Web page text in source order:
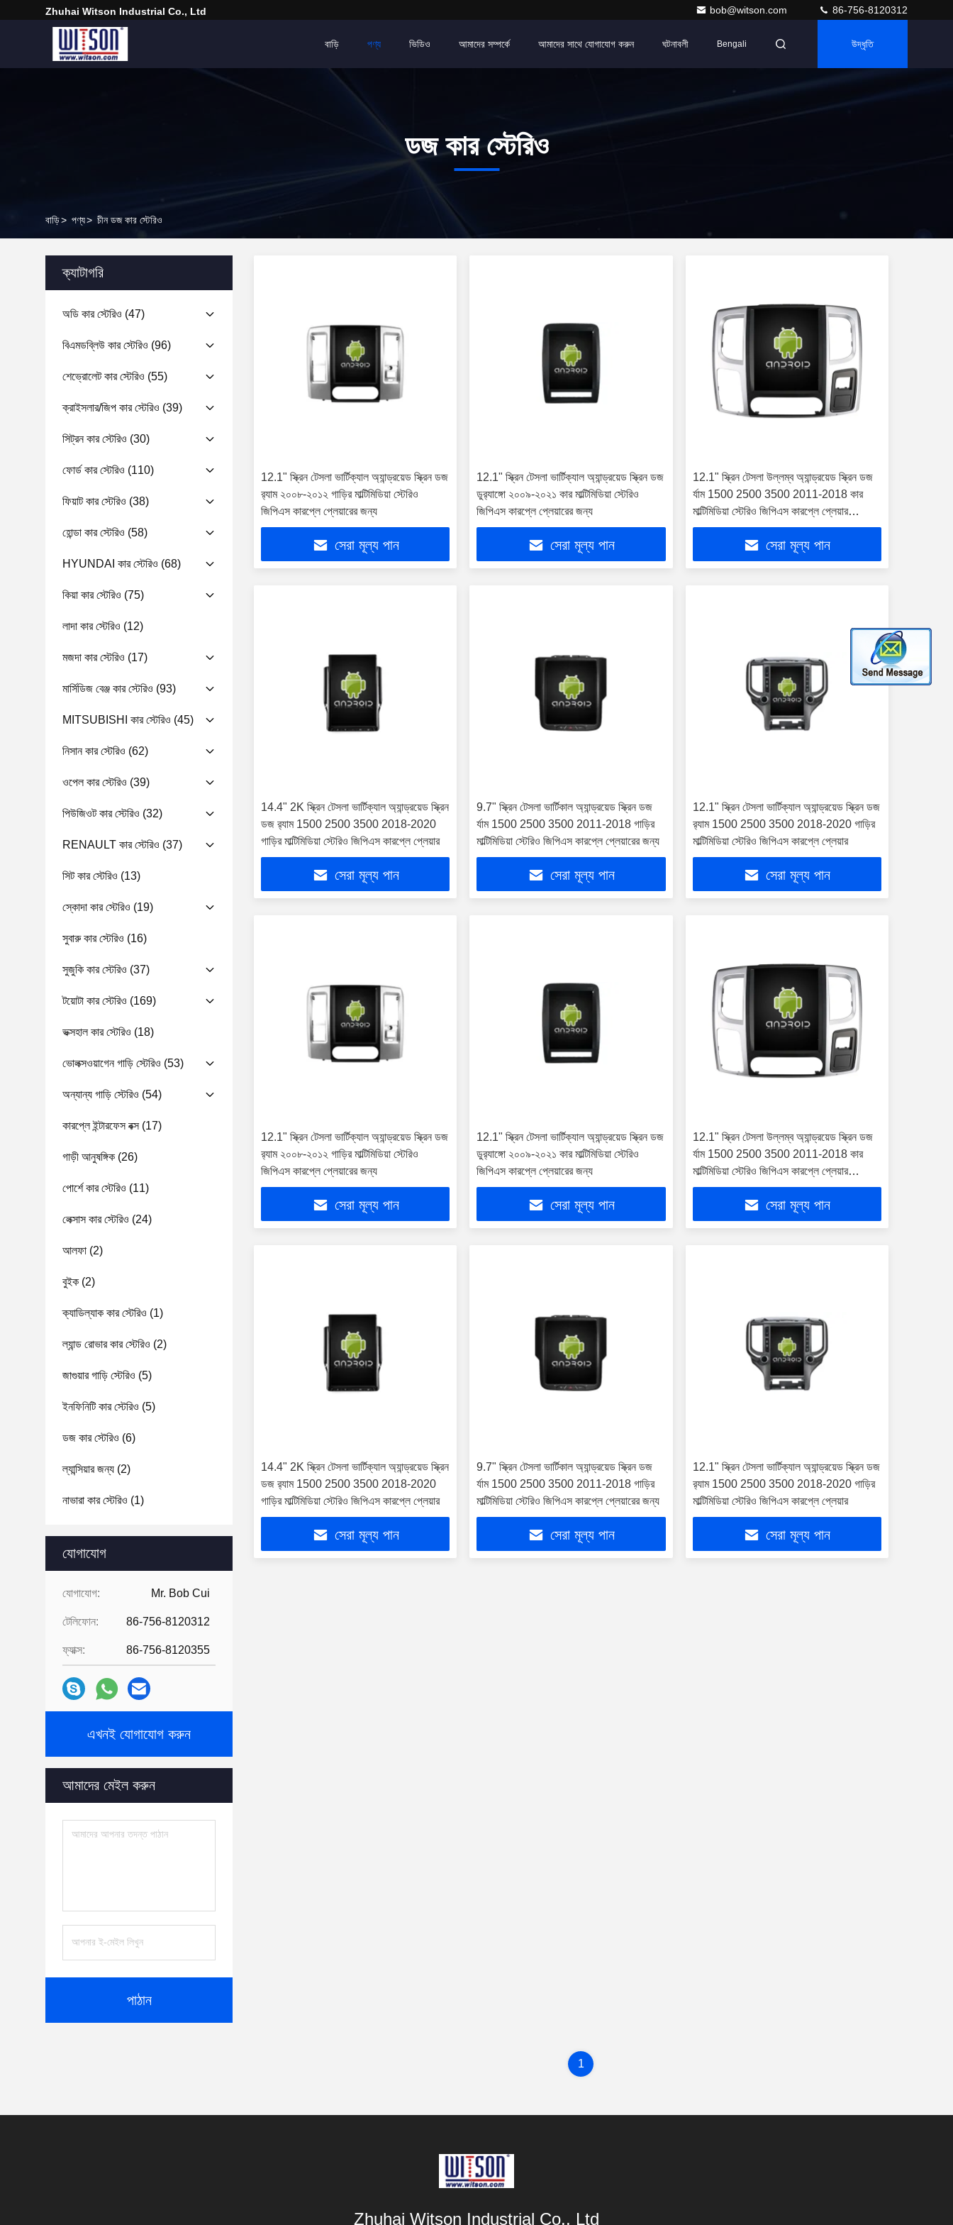
Zhuhai Witson Industrial Co., Ltd bob@witson.com 86-756-8120312
বাড়ি পণ্য ভিডিও আমাদের সম্পর্কে আমাদের সাথে যোগাযোগ করুন ঘটনাবলী Bengali উদ্ধৃতি
ডজ কার স্টেরিও
বাড়ি> পণ্য> চীন ডজ কার স্টেরিও
ক্যাটাগরি
অডি কার স্টেরিও (47)
বিএমডব্লিউ কার স্টেরিও (96)
শেভ্রোলেট কার স্টেরিও (55)
ক্রাইসলার/জিপ কার স্টেরিও (39)
সিট্রন কার স্টেরিও (30)
ফোর্ড কার স্টেরিও (110)
ফিয়াট কার স্টেরিও (38)
হোন্ডা কার স্টেরিও (58)
HYUNDAI কার স্টেরিও (68)
কিয়া কার স্টেরিও (75)
লাদা কার স্টেরিও (12)
মজদা কার স্টেরিও (17)
মার্সিডিজ বেঞ্জ কার স্টেরিও (93)
MITSUBISHI কার স্টেরিও (45)
নিসান কার স্টেরিও (62)
ওপেল কার স্টেরিও (39)
পিউজিওট কার স্টেরিও (32)
RENAULT কার স্টেরিও (37)
সিট কার স্টেরিও (13)
স্কোদা কার স্টেরিও (19)
সুবারু কার স্টেরিও (16)
সুজুকি কার স্টেরিও (37)
টয়োটা কার স্টেরিও (169)
ভক্সহাল কার স্টেরিও (18)
ভোলক্সওয়াগেন গাড়ি স্টেরিও (53)
অন্যান্য গাড়ি স্টেরিও (54)
কারপ্লে ইন্টারফেস বক্স(17)
গাড়ী আনুষঙ্গিক (26)
পোর্শে কার স্টেরিও (11)
লেক্সাস কার স্টেরিও (24)
আলফা (2)
বুইক (2)
ক্যাডিল্যাক কার স্টেরিও (1)
ল্যান্ড রোভার কার স্টেরিও (2)
জাগুয়ার গাড়ি স্টেরিও (5)
ইনফিনিটি কার স্টেরিও (5)
ডজ কার স্টেরিও (6)
ল্যান্সিয়ার জন্য (2)
নাভারা কার স্টেরিও (1)
যোগাযোগ
যোগাযোগ: Mr. Bob Cui
টেলিফোন: 86-756-8120312
ফ্যাক্স: 86-756-8120355
এখনই যোগাযোগ করুন
আমাদের মেইল ​​করুন
পাঠান
12.1" স্ক্রিন টেসলা ভার্টিক্যাল অ্যান্ড্রয়েড স্ক্রিন ডজ
র‍্যাম ২০০৮-২০১২ গাড়ির মাল্টিমিডিয়া স্টেরিও
জিপিএস কারপ্লে প্লেয়ারের জন্য
সেরা মূল্য পান
12.1" স্ক্রিন টেসলা ভার্টিক্যাল অ্যান্ড্রয়েড স্ক্রিন ডজ
ডুর‍্যাঙ্গো ২০০৯-২০২১ কার মাল্টিমিডিয়া স্টেরিও
জিপিএস কারপ্লে প্লেয়ারের জন্য
সেরা মূল্য পান
12.1" স্ক্রিন টেসলা উল্লম্ব অ্যান্ড্রয়েড স্ক্রিন ডজ
র্যাম 1500 2500 3500 2011-2018 কার
মাল্টিমিডিয়া স্টেরিও জিপিএস কারপ্লে প্লেয়ার
(শুধুমাত্র এলএইচডি গাড়ির জন্য)
সেরা মূল্য পান
14.4" 2K স্ক্রিন টেসলা ভার্টিক্যাল অ্যান্ড্রয়েড স্ক্রিন
ডজ র‍্যাম 1500 2500 3500 2018-2020
গাড়ির মাল্টিমিডিয়া স্টেরিও জিপিএস কারপ্লে প্লেয়ার
সেরা মূল্য পান
9.7" স্ক্রিন টেসলা ভার্টিকাল অ্যান্ড্রয়েড স্ক্রিন ডজ
র্যাম 1500 2500 3500 2011-2018 গাড়ির
মাল্টিমিডিয়া স্টেরিও জিপিএস কারপ্লে প্লেয়ারের জন্য
সেরা মূল্য পান
12.1" স্ক্রিন টেসলা ভার্টিক্যাল অ্যান্ড্রয়েড স্ক্রিন ডজ
র‍্যাম 1500 2500 3500 2018-2020 গাড়ির
মাল্টিমিডিয়া স্টেরিও জিপিএস কারপ্লে প্লেয়ার
সেরা মূল্য পান
12.1" স্ক্রিন টেসলা ভার্টিক্যাল অ্যান্ড্রয়েড স্ক্রিন ডজ
র‍্যাম ২০০৮-২০১২ গাড়ির মাল্টিমিডিয়া স্টেরিও
জিপিএস কারপ্লে প্লেয়ারের জন্য
সেরা মূল্য পান
12.1" স্ক্রিন টেসলা ভার্টিক্যাল অ্যান্ড্রয়েড স্ক্রিন ডজ
ডুর‍্যাঙ্গো ২০০৯-২০২১ কার মাল্টিমিডিয়া স্টেরিও
জিপিএস কারপ্লে প্লেয়ারের জন্য
সেরা মূল্য পান
12.1" স্ক্রিন টেসলা উল্লম্ব অ্যান্ড্রয়েড স্ক্রিন ডজ
র্যাম 1500 2500 3500 2011-2018 কার
মাল্টিমিডিয়া স্টেরিও জিপিএস কারপ্লে প্লেয়ার
(শুধুমাত্র এলএইচডি গাড়ির জন্য)
সেরা মূল্য পান
14.4" 2K স্ক্রিন টেসলা ভার্টিক্যাল অ্যান্ড্রয়েড স্ক্রিন
ডজ র‍্যাম 1500 2500 3500 2018-2020
গাড়ির মাল্টিমিডিয়া স্টেরিও জিপিএস কারপ্লে প্লেয়ার
সেরা মূল্য পান
9.7" স্ক্রিন টেসলা ভার্টিকাল অ্যান্ড্রয়েড স্ক্রিন ডজ
র্যাম 1500 2500 3500 2011-2018 গাড়ির
মাল্টিমিডিয়া স্টেরিও জিপিএস কারপ্লে প্লেয়ারের জন্য
সেরা মূল্য পান
12.1" স্ক্রিন টেসলা ভার্টিক্যাল অ্যান্ড্রয়েড স্ক্রিন ডজ
র‍্যাম 1500 2500 3500 2018-2020 গাড়ির
মাল্টিমিডিয়া স্টেরিও জিপিএস কারপ্লে প্লেয়ার
সেরা মূল্য পান
1
Zhuhai Witson Industrial Co., Ltd